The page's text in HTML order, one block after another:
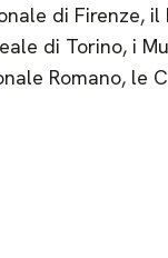
di Firenze,
di Torino, i
Romano, le